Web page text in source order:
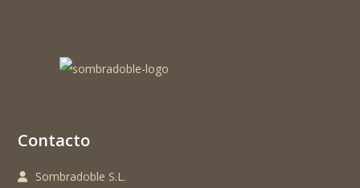
Contacto
Sombradoble S.L.